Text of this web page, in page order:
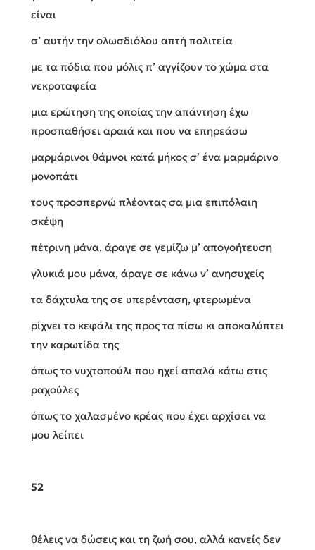
είναι
σ’ αυτήν την ολωσδιόλου απτή πολιτεία
με τα πόδια που μόλις π’ αγγίζουν το χώμα στα
νεκροταφεία
μια ερώτηση της οποίας την απάντηση έχω
προσπαθήσει αραιά και που να επηρεάσω
μαρμάρινοι θάμνοι κατά μήκος σ’ ένα μαρμάρινο
μονοπάτι
τους προσπερνώ πλέοντας σα μια επιπόλαιη
σκέψη
πέτρινη μάνα, άραγε σε γεμίζω μ’ απογοήτευση
γλυκιά μου μάνα, άραγε σε κάνω ν’ ανησυχείς
τα δάχτυλα της σε υπερένταση, φτερωμένα
ρίχνει το κεφάλι της προς τα πίσω κι αποκαλύπτει
την καρωτίδα της
όπως το νυχτοπούλι που ηχεί απαλά κάτω στις
ραχούλες
όπως το χαλασμένο κρέας που έχει αρχίσει να
μου λείπει
52
θέλεις να δώσεις και τη ζωή σου, αλλά κανείς δεν